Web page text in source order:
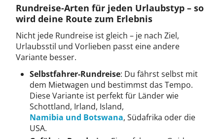
Rundreise-Arten für jeden Urlaubstyp – so
wird deine Route zum Erlebnis
Nicht jede Rundreise ist gleich – je nach Ziel,
Urlaubsstil und Vorlieben passt eine andere
Variante besser.
Selbstfahrer-Rundreise: Du fährst selbst mit
dem Mietwagen und bestimmst das Tempo.
Diese Variante ist perfekt für Länder wie
Schottland, Irland, Island,
Namibia und Botswana, Südafrika oder die
USA.